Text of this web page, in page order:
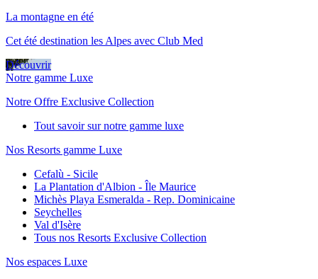
La montagne en été
Cet été destination les Alpes avec Club Med
Découvrir
Notre gamme Luxe
Notre Offre Exclusive Collection
Tout savoir sur notre gamme luxe
Nos Resorts gamme Luxe
Cefalù - Sicile
La Plantation d'Albion - Île Maurice
Michès Playa Esmeralda - Rep. Dominicaine
Seychelles
Val d'Isère
Tous nos Resorts Exclusive Collection
Nos espaces Luxe